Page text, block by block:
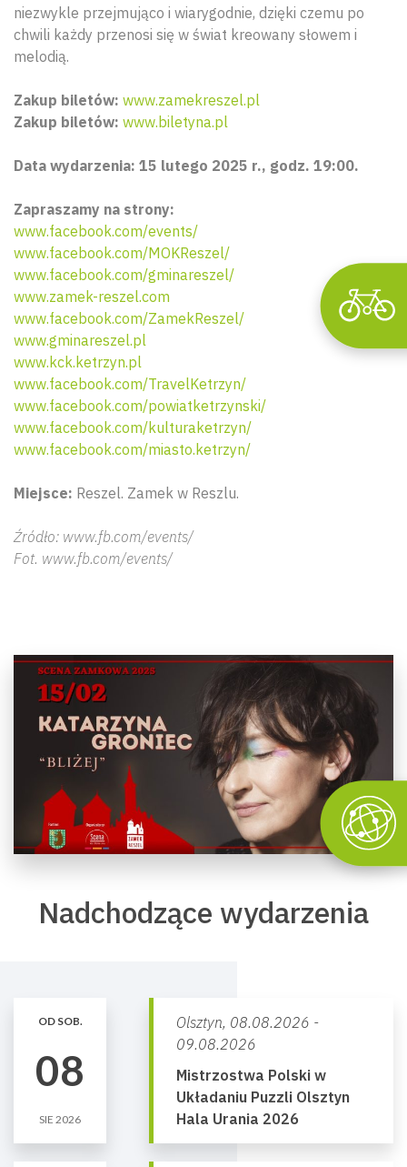
niezwykle przejmująco i wiarygodnie, dzięki czemu po
chwili każdy przenosi się w świat kreowany słowem i
melodią.
Zakup biletów: www.zamekreszel.pl
Zakup biletów: www.biletyna.pl
Data wydarzenia: 15 lutego 2025 r., godz. 19:00.
Zapraszamy na strony:
www.facebook.com/events/
www.facebook.com/MOKReszel/
www.facebook.com/gminareszel/
www.zamek-reszel.com
www.facebook.com/ZamekReszel/
www.gminareszel.pl
www.kck.ketrzyn.pl
www.facebook.com/TravelKetrzyn/
www.facebook.com/powiatketrzynski/
www.facebook.com/kulturaketrzyn/
www.facebook.com/miasto.ketrzyn/
Miejsce: Reszel. Zamek w Reszlu.
Źródło: www.fb.com/events/
Fot. www.fb.com/events/
Nadchodzące wydarzenia
OD SOB.
08
SIE 2026
Olsztyn, 08.08.2026 -
09.08.2026
Mistrzostwa Polski w
Układaniu Puzzli Olsztyn
Hala Urania 2026